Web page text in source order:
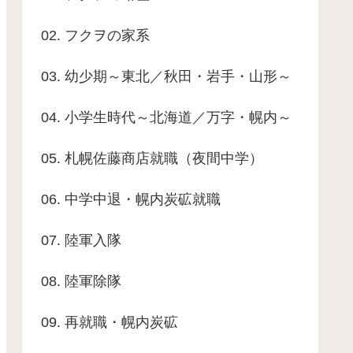
02. フクヲの家系
03. 幼少期～東北／秋田・岩手・山形～
04. 小学生時代～北海道／万字・幌内～
05. 札幌佐藤商店就職（夜間中学）
06. 中学中退・幌内炭砿就職
07. 陸軍入隊
08. 陸軍除隊
09. 再就職・幌内炭砿